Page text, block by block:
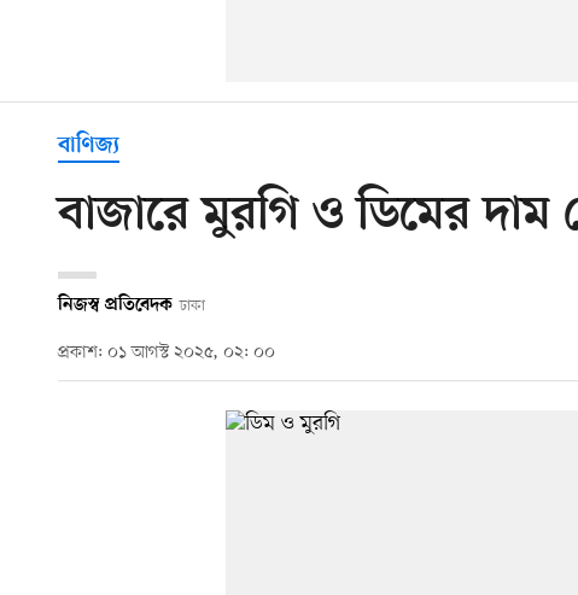
বাণিজ্য
বাজারে মুরগি ও ডিমের দাম
নিজস্ব প্রতিবেদক ঢাকা
প্রকাশ: ০১ আগস্ট ২০২৫, ০২: ০০